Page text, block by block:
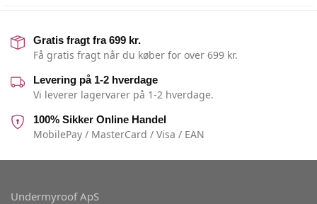
Gratis fragt fra 699 kr.
Få gratis fragt når du køber for over 699 kr.
Levering på 1-2 hverdage
Vi leverer lagervarer på 1-2 hverdage.
100% Sikker Online Handel
MobilePay / MasterCard / Visa / EAN
Undermyroof ApS